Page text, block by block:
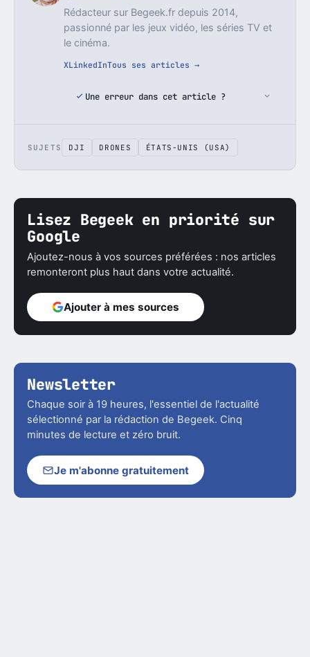
Rédacteur sur Begeek.fr depuis 2014,
passionné par les jeux vidéo, les séries TV et
le cinéma.
XLinkedInTous ses articles →
Une erreur dans cet article ?
SUJETS DJI DRONES ÉTATS-UNIS (USA)
Lisez Begeek en priorité sur
Google
Ajoutez-nous à vos sources préférées : nos articles
remonteront plus haut dans votre actualité.
Ajouter à mes sources
Newsletter
Chaque soir à 19 heures, l'essentiel de l'actualité
sélectionné par la rédaction de Begeek. Cinq
minutes de lecture et zéro bruit.
Je m'abonne gratuitement